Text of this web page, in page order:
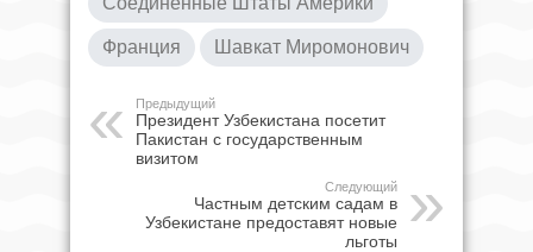
Франция Шавкат Миромонович
Предыдущий
Президент Узбекистана посетит
Пакистан с государственным
визитом
Следующий
Частным детским садам в
Узбекистане предоставят новые
льготы